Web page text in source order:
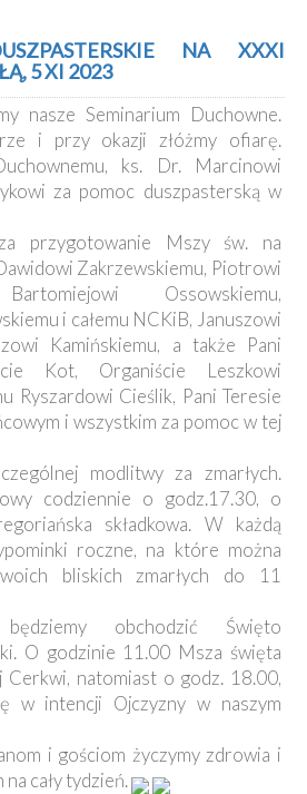
NA XXXI
5 XI 2023
nasze Seminarium Duchowne.
i przy okazji złóżmy ofiarę.
ks. Dr. Marcinowi
za pomoc duszpasterską w
przygotowanie Mszy św. na
Zakrzewskiemu, Piotrowi
Ossowskiemu,
i całemu NCKiB, Januszowi
Kamińskiemu, a także Pani
Kot, Organiście Leszkowi
Ryszardowi Cieślik, Pani Teresie
i wszystkim za pomoc w tej
modlitwy za zmarłych.
codziennie o godz.17.30, o
składkowa. W każdą
roczne, na które można
bliskich zmarłych do 11
obchodzić Święto
O godzinie 11.00 Msza święta
natomiast o godz. 18.00,
w intencji Ojczyzny w naszym
i gościom życzymy zdrowia i
cały tydzień.